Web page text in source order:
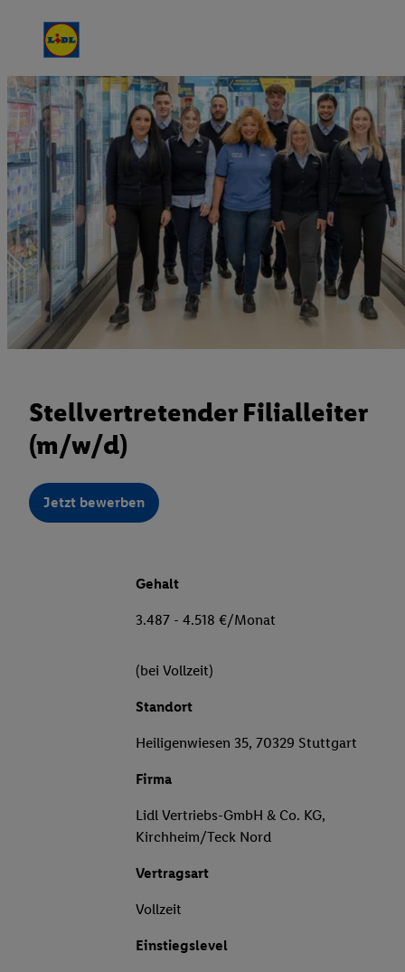
Stellvertretender Filialleiter
(m/w/d)
Jetzt bewerben
Gehalt
3.487 - 4.518 €/Monat
(bei Vollzeit)
Standort
Heiligenwiesen 35, 70329 Stuttgart
Firma
Lidl Vertriebs-GmbH & Co. KG,
Kirchheim/Teck Nord
Vertragsart
Vollzeit
Einstiegslevel